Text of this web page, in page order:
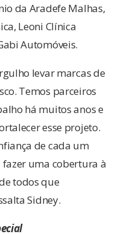
da Aradefe Malhas,
Leoni Clínica
Automóveis.
levar marcas de
Temos parceiros
há muitos anos e
esse projeto.
de cada um
uma cobertura à
todos que
Sidney.